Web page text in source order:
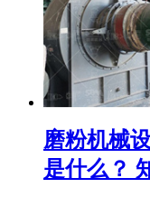
磨粉机械
是什么？